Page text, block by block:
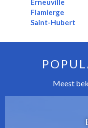
Erneuville
Flamierge
Saint-Hubert
Meest